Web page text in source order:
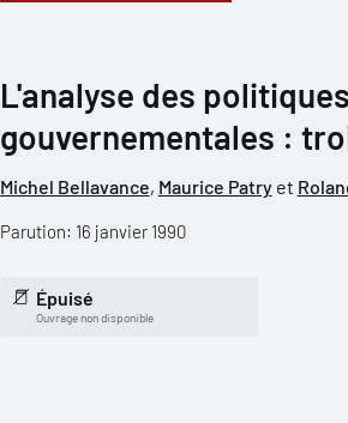
L'analyse des politiques
gouvernementales :
Michel Bellavance, Maurice Patryet
Parution: 16 janvier 1990
Épuisé
Ouvrage non disponible